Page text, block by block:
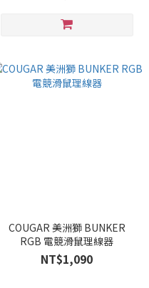
COUGAR 美洲獅 BUNKER
RGB 電競滑鼠理線器
NT$1,090